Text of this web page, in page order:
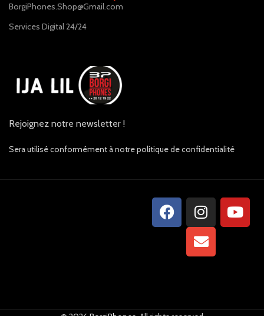
BorgiPhones.Shop@Gmail.com
Services Digital 24/24
Rejoignez notre newsletter !
Sera utilisé conformément à notre politique de confidentialité